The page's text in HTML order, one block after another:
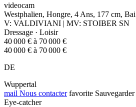
videocam
Westphalien, Hongre, 4 Ans, 177 cm, Bai
V: VALDIVIANI | MV: STOIBER SN
Dressage · Loisir
40 000 € à 70 000 €
40 000 € à 70 000 €
DE
Wuppertal
mail Nous contacter favorite Sauvegarder
Eye-catcher